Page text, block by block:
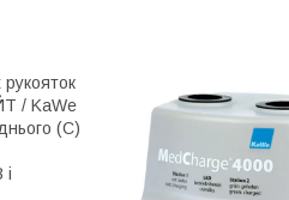
/ KaWe
(C)